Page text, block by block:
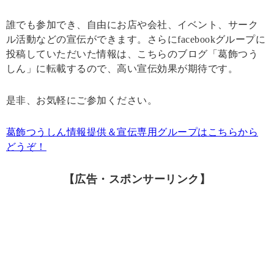
誰でも参加でき、自由にお店や会社、イベント、サーク
ル活動などの宣伝ができます。さらにfacebookグループに
投稿していただいた情報は、こちらのブログ「葛飾つう
しん」に転載するので、高い宣伝効果が期待です。
是非、お気軽にご参加ください。
葛飾つうしん情報提供＆宣伝専用グループはこちらから
どうぞ！
【広告・スポンサーリンク】